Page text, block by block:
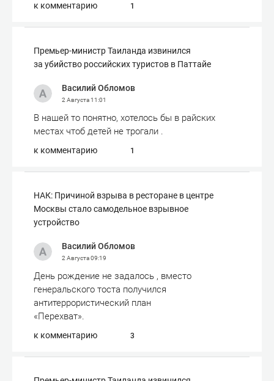
к комментарию 1
Премьер-министр Таиланда извинился
за убийство российских туристов в Паттайе
Василий Обломов
2 Августа11:01
В нашей то понятно, хотелось бы в райских
местах чтоб детей не трогали .
к комментарию 1
НАК: Причиной взрыва в ресторане в центре
Москвы стало самодельное взрывное
устройство
Василий Обломов
2 Августа09:19
День рождение не задалось , вместо
генеральского тоста получился
антитеррористический план
«Перехват».
к комментарию 3